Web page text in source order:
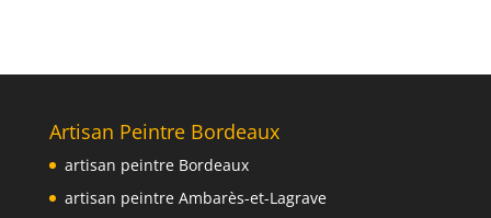
Artisan Peintre Bordeaux
artisan peintre Bordeaux
artisan peintre Ambarès-et-Lagrave